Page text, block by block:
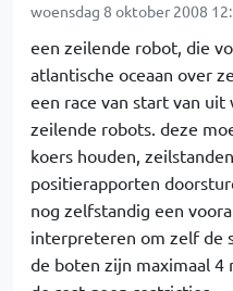
woensdag 8 oktober 2008
een zeilende robot, die
atlantische oceaan over
een race van start van
zeilende robots. deze
koers houden,
positierapporten
nog zelfstandig een
interpreteren om zelf de
de boten zijn maximaal 4